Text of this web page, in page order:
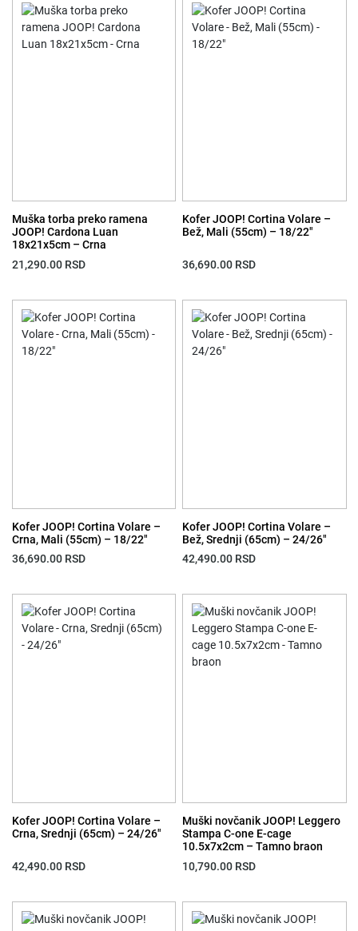
Muška torba preko ramena
JOOP! Cardona Luan
18x21x5cm – Crna
21,290.00 RSD
Kofer JOOP! Cortina Volare –
Bež, Mali (55cm) – 18/22″
36,690.00 RSD
Kofer JOOP! Cortina Volare –
Crna, Mali (55cm) – 18/22″
36,690.00 RSD
Kofer JOOP! Cortina Volare –
Bež, Srednji (65cm) – 24/26″
42,490.00 RSD
Kofer JOOP! Cortina Volare –
Crna, Srednji (65cm) – 24/26″
42,490.00 RSD
Muški novčanik JOOP! Leggero
Stampa C-one E-cage
10.5x7x2cm – Tamno braon
10,790.00 RSD